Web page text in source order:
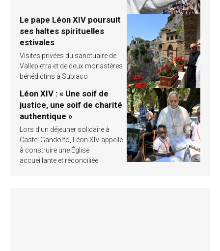
Le pape Léon XIV poursuit
ses haltes spirituelles
estivales
Visites privées du sanctuaire de
Vallepietra et de deux monastères
bénédictins à Subiaco
Léon XIV : « Une soif de
justice, une soif de charité
authentique »
Lors d’un déjeuner solidaire à
Castel Gandolfo, Léon XIV appelle
à construire une Église
accueillante et réconciliée